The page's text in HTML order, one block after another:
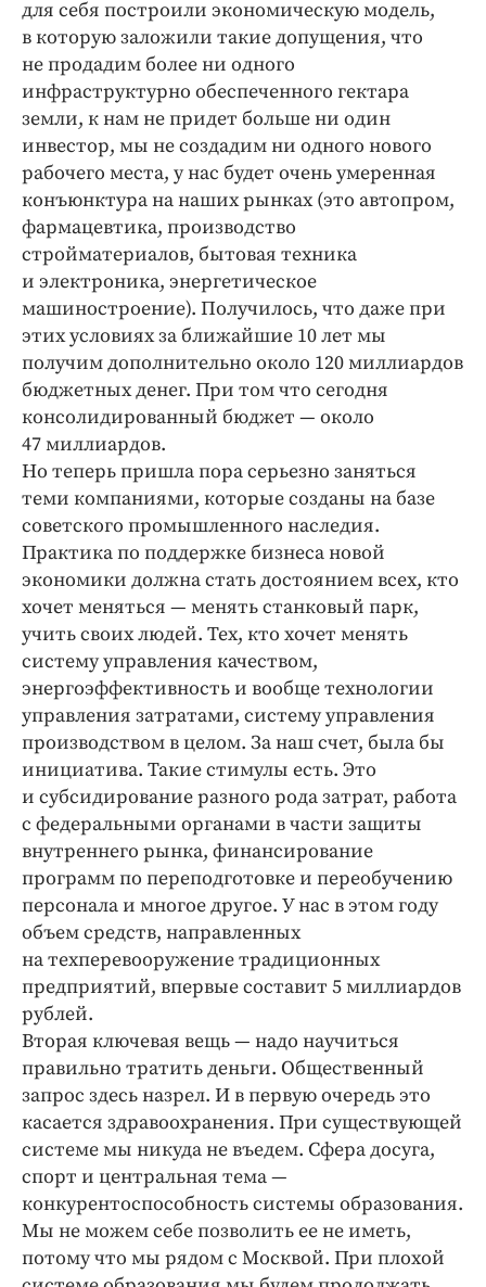
для себя построили экономическую модель,
в которую заложили такие допущения, что
не продадим более ни одного
инфраструктурно обеспеченного гектара
земли, к нам не придет больше ни один
инвестор, мы не создадим ни одного нового
рабочего места, у нас будет очень умеренная
конъюнктура на наших рынках (это автопром,
фармацевтика, производство
стройматериалов, бытовая техника
и электроника, энергетическое
машиностроение). Получилось, что даже при
этих условиях за ближайшие 10 лет мы
получим дополнительно около 120 миллиардов
бюджетных денег. При том что сегодня
консолидированный бюджет — около
47 миллиардов.
Но теперь пришла пора серьезно заняться
теми компаниями, которые созданы на базе
советского промышленного наследия.
Практика по поддержке бизнеса новой
экономики должна стать достоянием всех, кто
хочет меняться — менять станковый парк,
учить своих людей. Тех, кто хочет менять
систему управления качеством,
энергоэффективность и вообще технологии
управления затратами, систему управления
производством в целом. За наш счет, была бы
инициатива. Такие стимулы есть. Это
и субсидирование разного рода затрат, работа
с федеральными органами в части защиты
внутреннего рынка, финансирование
программ по переподготовке и переобучению
персонала и многое другое. У нас в этом году
объем средств, направленных
на техперевооружение традиционных
предприятий, впервые составит 5 миллиардов
рублей.
Вторая ключевая вещь — надо научиться
правильно тратить деньги. Общественный
запрос здесь назрел. И в первую очередь это
касается здравоохранения. При существующей
системе мы никуда не въедем. Сфера досуга,
спорт и центральная тема —
конкурентоспособность системы образования.
Мы не можем себе позволить ее не иметь,
потому что мы рядом с Москвой. При плохой